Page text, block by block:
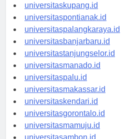
universitaskupang.id
universitaspontianak.id
universitaspalangkaraya.id
universitasbanjarbaru.id
universitastanjungselor.id
universitasmanado.id
universitaspalu.id
universitasmakassar.id
universitaskendari.id
universitasgorontalo.id
universitasmamuju.id
universitasambon.id